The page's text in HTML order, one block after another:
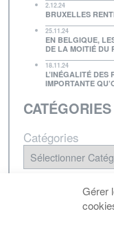
Gérer
2.12.24
BRUXELLES
25.11.24
EN BELGIQUE,
DE LA MOITIÉ DU
18.11.24
L’INÉGALITÉ DES
IMPORTANTE
Catégories